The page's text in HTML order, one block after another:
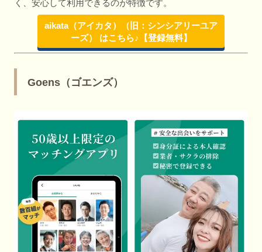
く、安心して利用できるのが特徴です。
aikata（アイカタ）（旧：シンシアリーユア
ーズ） はこちら♪【登録無料】
Goens（ゴエンズ）